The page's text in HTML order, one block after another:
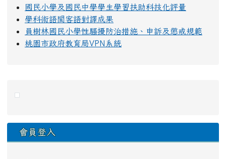
國民小學及國民中學學生學習扶助科技化評量
學科術語閩客語對譯成果
員樹林國民小學性騷擾防治措施、申訴及懲戒規範
桃園市政府教育局VPN系統
會員登入